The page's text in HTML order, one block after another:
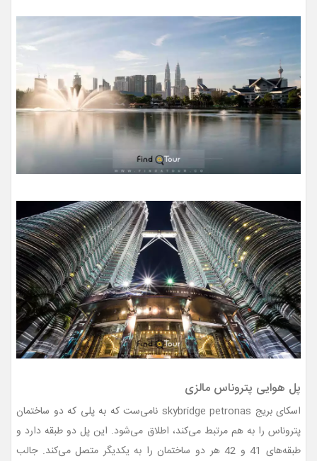
پل هوایی پتروناس مالزی
اسکای بریج skybridge petronas نامی‌ست که به پلی که دو ساختمان
پتروناس را به هم مرتبط می‌کند، اطلاق می‌شود. این پل دو طبقه دارد و
طبقه‌های 41 و 42 هر دو ساختمان را به یکدیگر متصل می‌کند. جالب